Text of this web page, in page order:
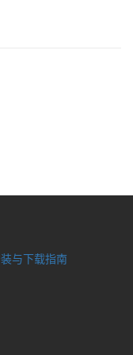
与下载指南